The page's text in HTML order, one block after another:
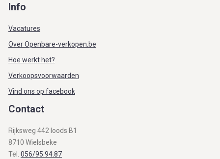
Info
Vacatures
Over Openbare-verkopen.be
Hoe werkt het?
Verkoopsvoorwaarden
Vind ons op facebook
Contact
Rijksweg 442 loods B1
8710 Wielsbeke
Tel.
056/95.94.87